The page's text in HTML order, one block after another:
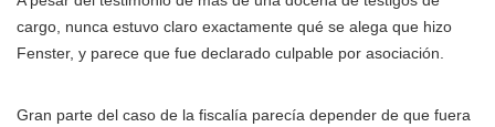
cargo, nunca estuvo claro exactamente qué se alega que hizo
Fenster, y parece que fue declarado culpable por asociación.
Gran parte del caso de la fiscalía parecía depender de que fuera